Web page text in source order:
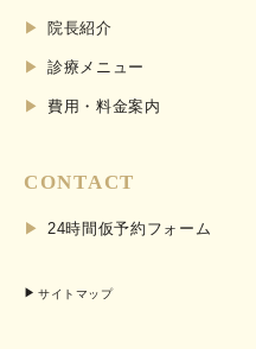
院長紹介
診療メニュー
費用・料金案内
CONTACT
24時間仮予約フォーム
サイトマップ